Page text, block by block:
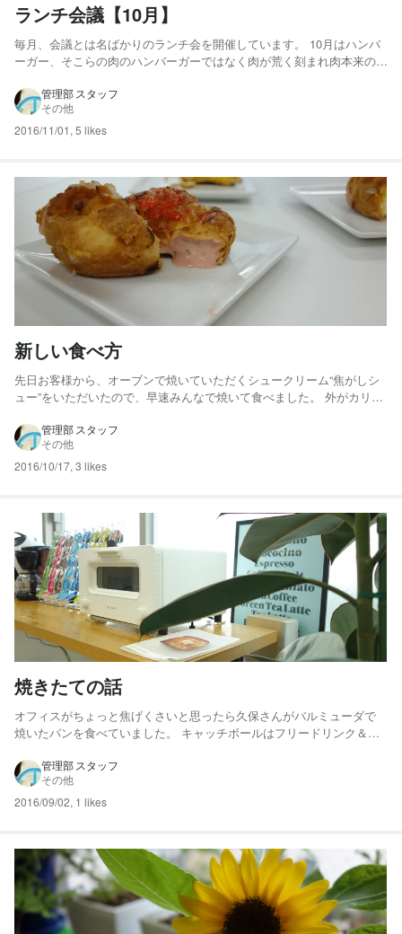
ランチ会議【10月】
毎月、会議とは名ばかりのランチ会を開催しています。 10月はハンバ
ーガー、そこらの肉のハンバーガーではなく肉が荒く刻まれ肉本来の味
えながら仕事をしています 名ばかりのとは言いましたが、毎日の仕事
が楽しくなる秘訣です★
管理部 スタッフ
その他
2016/11/01 , 5 likes
新しい食べ方
先日お客様から、オーブンで焼いていただくシュークリーム“焦がしシ
ュー”をいただいたので、早速みんなで焼いて食べました。 外がカリっ
す。 管理部 スタッフ
その他
2016/10/17, 3 likes
焼きたての話
オフィスがちょっと焦げくさいと思ったら久保さんがバルミューダで
焼いたパンを食べていました。 キャッチボールはフリードリンク＆ス
管理部 スタッフ
その他
2016/09/02, 1 likes